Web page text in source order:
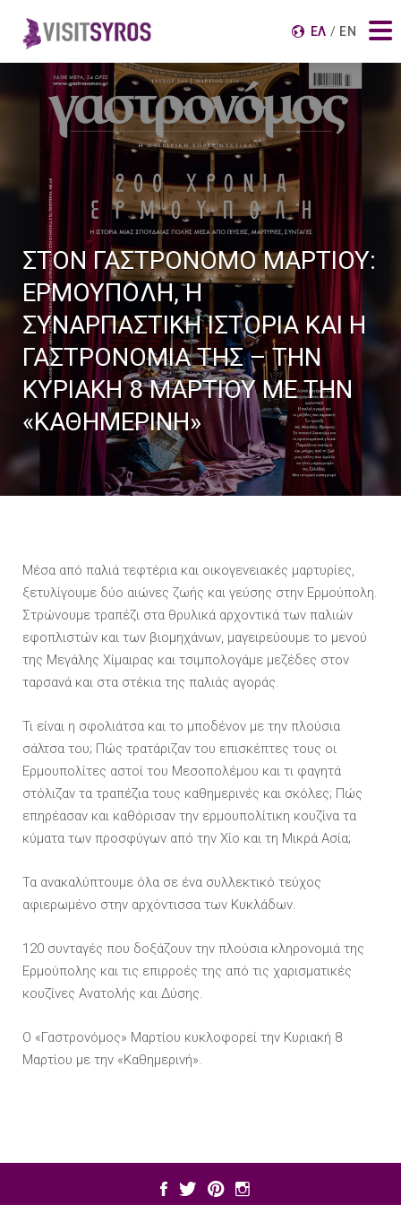
ΕΛ EN
Αναζήτηση για:
ΣΤΟΝ ΓΑΣΤΡΟΝΟΜΟ ΜΑΡΤΙΟΥ:
ΕΡΜΟΥΠΟΛΗ, Η
ΣΥΝΑΡΠΑΣΤΙΚΗ ΙΣΤΟΡΙΑ ΚΑΙ Η
ΓΑΣΤΡΟΝΟΜΙΑ ΤΗΣ – ΤΗΝ
ΚΥΡΙΑΚΗ 8 ΜΑΡΤΙΟΥ ΜΕ ΤΗΝ
«ΚΑΘΗΜΕΡΙΝΗ»
Μέσα από παλιά τεφτέρια και οικογενειακές μαρτυρίες,
ξετυλίγουμε δύο αιώνες ζωής και γεύσης στην Ερμούπολη.
Στρώνουμε τραπέζι στα θρυλικά αρχοντικά των παλιών
εφοπλιστών και των βιομηχάνων, μαγειρεύουμε το μενού
της Μεγάλης Χίμαιρας και τσιμπολογάμε μεζέδες στον
ταρσανά και στα στέκια της παλιάς αγοράς.
Τι είναι η σφολιάτσα και το μποδένον με την πλούσια
σάλτσα του; Πώς τρατάριζαν του επισκέπτες τους οι
Ερμουπολίτες αστοί του Μεσοπολέμου και τι φαγητά
στόλιζαν τα τραπέζια τους καθημερινές και σκόλες; Πώς
επηρέασαν και καθόρισαν την ερμουπολίτικη κουζίνα τα
κύματα των προσφύγων από την Χίο και τη Μικρά Ασία;
Τα ανακαλύπτουμε όλα σε ένα συλλεκτικό τεύχος
αφιερωμένο στην αρχόντισσα των Κυκλάδων.
120 συνταγές που δοξάζουν την πλούσια κληρονομιά της
Ερμούπολης και τις επιρροές της από τις χαρισματικές
κουζίνες Ανατολής και Δύσης.
Ο «Γαστρονόμος» Μαρτίου κυκλοφορεί την Κυριακή 8
Μαρτίου με την «Καθημερινή».